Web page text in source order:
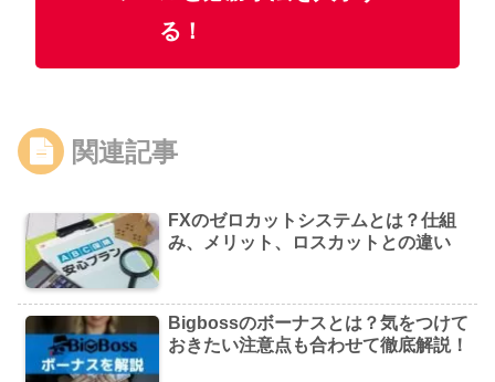
る！
関連記事
FXのゼロカットシステムとは？仕組
み、メリット、ロスカットとの違い
Bigbossのボーナスとは？気をつけて
おきたい注意点も合わせて徹底解説！